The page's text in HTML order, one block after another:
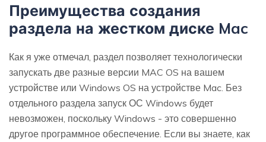
Преимущества создания
раздела на жестком диске Mac
Как я уже отмечал, раздел позволяет технологически
запускать две разные версии MAC OS на вашем
устройстве или Windows OS на устройстве Mac. Без
отдельного раздела запуск ОС Windows будет
невозможен, поскольку Windows - это совершенно
другое программное обеспечение. Если вы знаете, как